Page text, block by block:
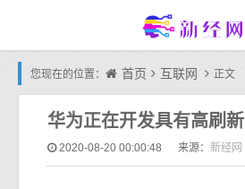
您现在的位置： 首页 互联网 正文
华为正在开发具有高刷
2020-08-20 00:00:48 来源： 新经网